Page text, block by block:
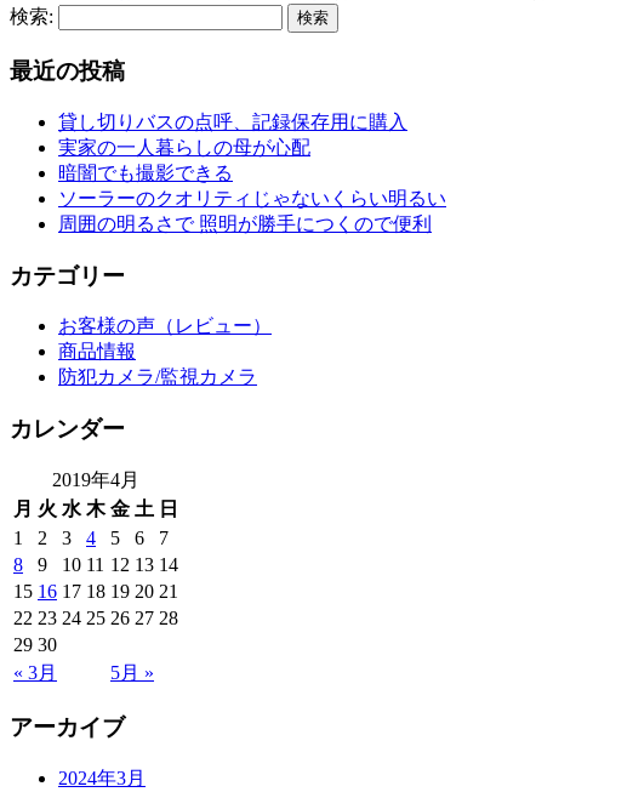
検索:
最近の投稿
貸し切りバスの点呼、記録保存用に購入
実家の一人暮らしの母が心配
暗闇でも撮影できる
ソーラーのクオリティじゃないくらい明るい
周囲の明るさで 照明が勝手につくので便利
カテゴリー
お客様の声（レビュー）
商品情報
防犯カメラ/監視カメラ
カレンダー
2019年4月
月 火 水 木 金 土 日
« 3月 5月 »
1 2 3 4 5 6
7
8
9 10 11 12 13 14
15 16 17 18 19 20 21
22 23 24 25 26 27 28
29 30
アーカイブ
2024年3月